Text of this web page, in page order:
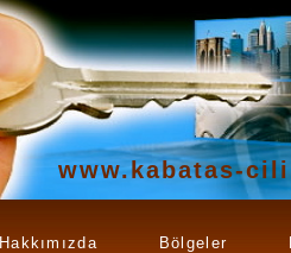
www.kabatas-
Hakkımızda Bölgeler